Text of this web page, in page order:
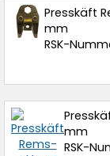
Presskäft
mm
RSK-
mm
RSK-